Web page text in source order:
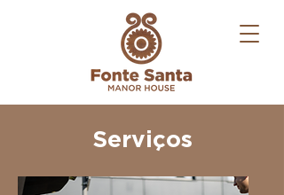
Serviços